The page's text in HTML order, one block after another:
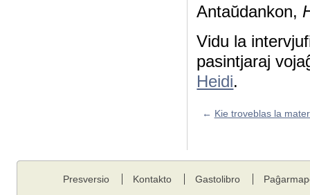
Antaŭdankon,
Vidu la
pasintjaraj
Heidi.
← Kie troveblas la
Presversio Kontakto Gastolibro